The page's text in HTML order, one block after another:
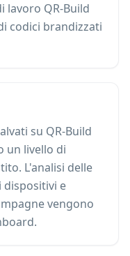
lavoro QR-Build
codici brandizzati
su QR-Build
un livello di
L'analisi delle
dispositivi e
vengono